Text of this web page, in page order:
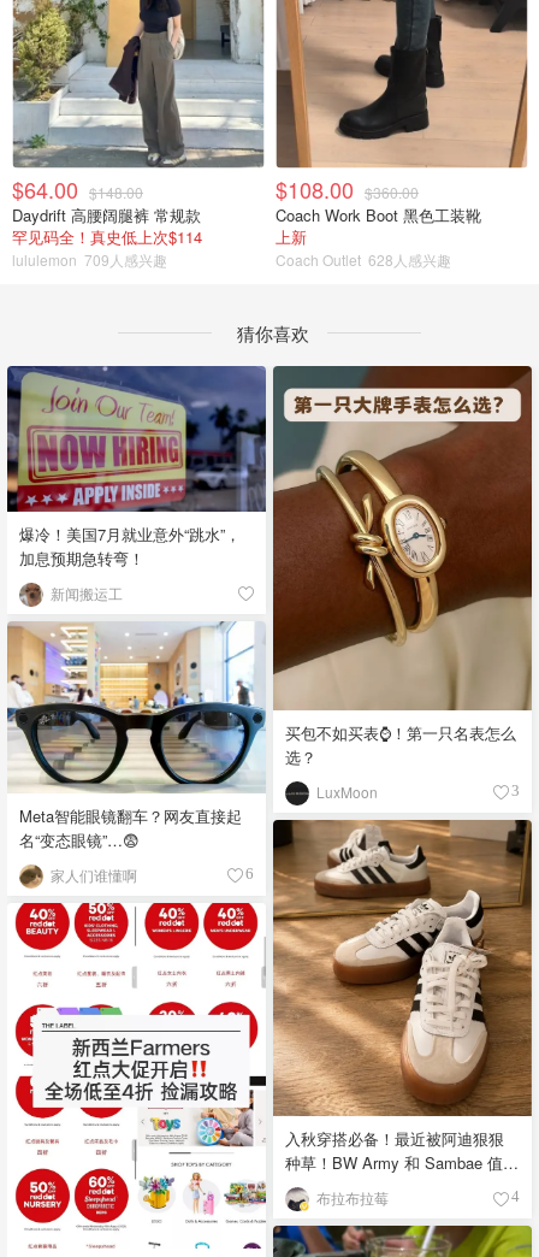
$64.00 $148.00
Daydrift 高腰阔腿裤 常规款
罕见码全！真史低上次$114
lululemon 709人感兴趣
$108.00 $360.00
Coach Work Boot 黑色工装靴
上新
Coach Outlet 628人感兴趣
猜你喜欢
爆冷！美国7月就业意外“跳水”，
加息预期急转弯！
新闻搬运工
买包不如买表⌚️！第一只名表怎么
选？
LuxMoon 3
Meta智能眼镜翻车？网友直接起
名“变态眼镜”…😨
家人们谁懂啊 6
入秋穿搭必备！最近被阿迪狠狠
种草！BW Army 和 Sambae 值得
拥有！布拉布拉莓 4